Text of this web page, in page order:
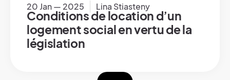
20 Jan — 2025 Lina Stiasteny
Conditions de location d’un
logement social en vertu de la
législation